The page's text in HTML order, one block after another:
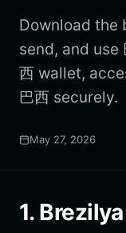
Download the
send, and use
西 wallet,
巴西 securely.
May 27, 2026
1.